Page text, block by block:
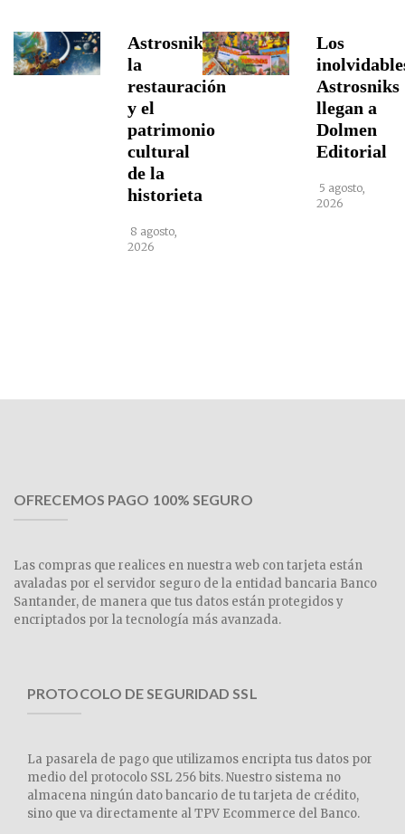
Astrosniks,
la
restauración
y el
patrimonio
cultural
de la
historieta
8 agosto,
2026
Los
Astrosniks
llegan a
Dolmen
Editorial
5 agosto,
2026
OFRECEMOS PAGO 100% SEGURO
Las compras que realices en nuestra web con tarjeta están
avaladas por el servidor seguro de la entidad bancaria Banco
Santander, de manera que tus datos están protegidos y
encriptados por la tecnología más avanzada.
PROTOCOLO DE SEGURIDAD SSL
La pasarela de pago que utilizamos encripta tus datos por
medio del protocolo SSL 256 bits. Nuestro sistema no
almacena ningún dato bancario de tu tarjeta de crédito,
sino que va directamente al TPV Ecommerce del Banco.